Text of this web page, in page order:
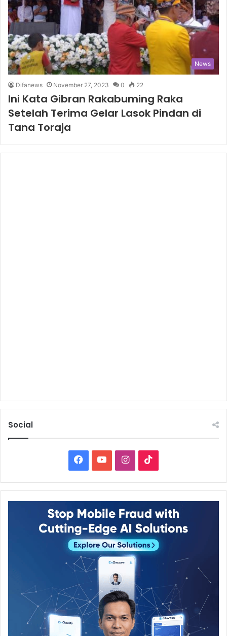
News
Difanews November 27, 2023 0 22
Ini Kata Gibran Rakabuming Raka
Setelah Terima Gelar Lasok Pindan di
Tana Toraja
Social
Facebook
YouTubeInstagram